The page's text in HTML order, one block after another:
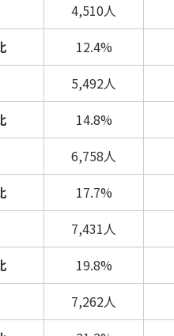
4,510人
12.4%
5,492人
14.8%
6,758人
17.7%
7,431人
19.8%
7,262人